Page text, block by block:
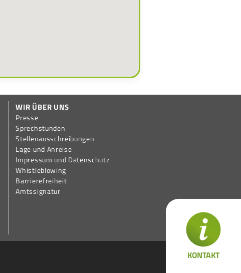
WIR ÜBER UNS
Presse
Sprechstunden
Stellen­aus­schreib­ungen
Lage und Anreise
Impressum und Datenschutz
Whistleblowing
Barrierefreiheit
Amtssignatur
KONTAKT